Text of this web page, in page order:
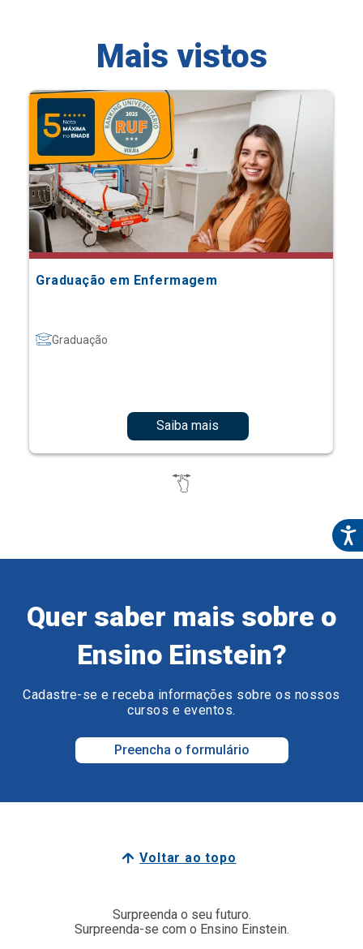
Mais vistos
Graduação em Enfermagem
Graduação
Saiba mais
Quer saber mais sobre o
Ensino Einstein?
Cadastre-se e receba informações sobre os nossos
cursos e eventos.
Preencha o formulário
Voltar ao topo
Surpreenda o seu futuro.
Surpreenda-se com o Ensino Einstein.